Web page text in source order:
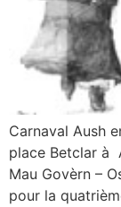
Carnaval Aush
place Betclar à
Mau Govèrn –
pour la